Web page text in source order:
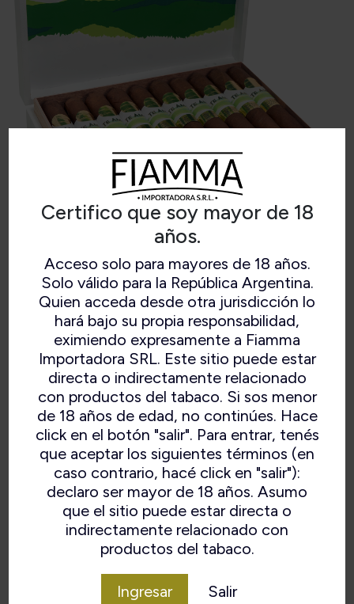
Certifico que soy mayor de 18
años.
Acceso solo para mayores de 18 años.
Solo válido para la República Argentina.
Quien acceda desde otra jurisdicción lo
hará bajo su propia responsabilidad,
eximiendo expresamente a Fiamma
Importadora SRL. Este sitio puede estar
directa o indirectamente relacionado
con productos del tabaco. Si sos menor
de 18 años de edad, no continúes. Hace
click en el botón "salir". Para entrar, tenés
que aceptar los siguientes términos (en
caso contrario, hacé click en "salir"):
declaro ser mayor de 18 años. Asumo
que el sitio puede estar directa o
indirectamente relacionado con
productos del tabaco.
Ingresar Salir
TE AMO SAN ANDRES TORO
52×6. Caja x 20.